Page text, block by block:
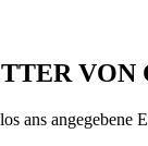
ans angegebene